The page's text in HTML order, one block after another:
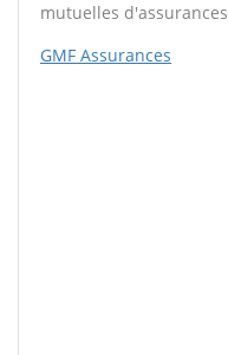
mutuelles d'assurances
GMF Assurances